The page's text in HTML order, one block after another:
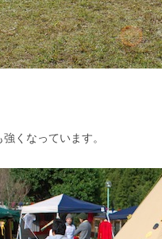
くなっています。